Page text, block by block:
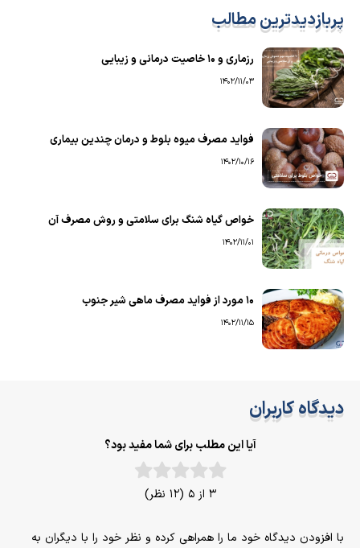
پربازدیدترین مطالب
رزماری و ۱۰ خاصیت درمانی و زیبایی
1402/11/03
فواید مصرف میوه بلوط و درمان چندین بیماری
1402/10/16
خواص گیاه شنگ برای سلامتی و روش مصرف آن
1402/11/01
۱۰ مورد از فواید مصرف ماهی شیر جنوب
1402/11/15
دیدگاه کاربران
آیا این مطلب برای شما مفید بود؟
3 از 5 (12 نظر)
با افزودن دیدگاه خود ما را همراهی کرده و نظر خود را با دیگران به